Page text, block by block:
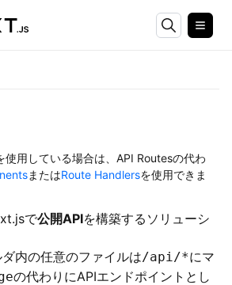
使用している場合は、API Routesの代わ
またはRoute Handlersを使用できま
で公開APIを構築するソリューシ
内の任意のファイルは/api/*にマ
の代わりにAPIエンドポイントとし